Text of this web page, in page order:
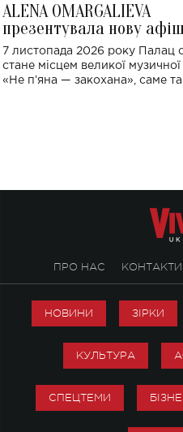
ALENA OMARGALIEVA
презентувала нову
великого концерту в
спорту
7 листопада 2026 року Палац
стане місцем великої музичної
«Не пʼяна — закохана», саме
ПРО НАС КОНТАКТИ
НОВИНИ ЗІРКИ
КУЛЬТУРА
СПЕЦТЕМИ